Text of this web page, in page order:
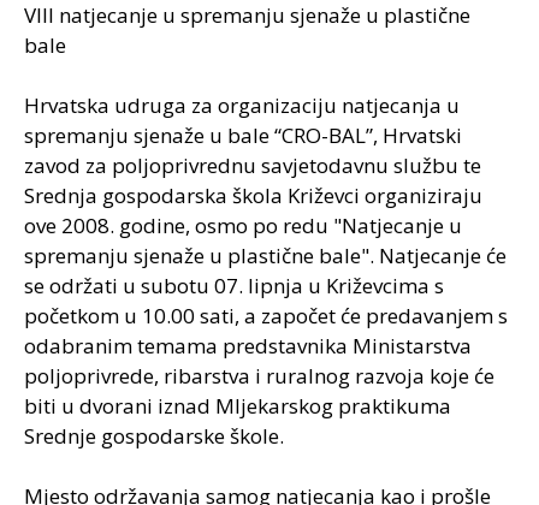
n
u
g
t
a
VIII natjecanje u spremanju sjenaže u plastične
bale
Hrvatska udruga za organizaciju natjecanja u
spremanju sjenaže u bale “CRO-BAL”, Hrvatski
zavod za poljoprivrednu savjetodavnu službu te
Srednja gospodarska škola Križevci organiziraju
ove 2008. godine, osmo po redu "Natjecanje u
spremanju sjenaže u plastične bale". Natjecanje će
se održati u subotu 07. lipnja u Križevcima s
početkom u 10.00 sati, a započet će predavanjem s
odabranim temama predstavnika Ministarstva
poljoprivrede, ribarstva i ruralnog razvoja koje će
biti u dvorani iznad Mljekarskog praktikuma
Srednje gospodarske škole.
Mjesto održavanja samog natjecanja kao i prošle